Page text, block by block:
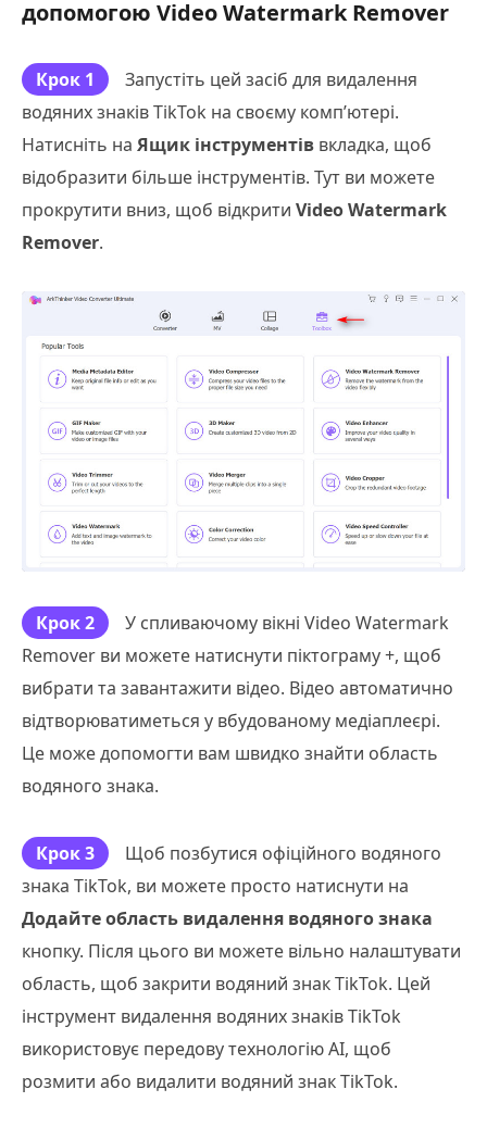
допомогою Video Watermark Remover
Крок 1
Запустіть цей засіб для видалення
водяних знаків TikTok на своєму комп’ютері.
Натисніть на Ящик інструментів вкладка, щоб
відобразити більше інструментів. Тут ви можете
прокрутити вниз, щоб відкрити Video Watermark
Remover.
Крок 2
У спливаючому вікні Video Watermark
Remover ви можете натиснути піктограму +, щоб
вибрати та завантажити відео. Відео автоматично
відтворюватиметься у вбудованому медіаплеєрі.
Це може допомогти вам швидко знайти область
водяного знака.
Крок 3
Щоб позбутися офіційного водяного
знака TikTok, ви можете просто натиснути на
Додайте область видалення водяного знака
кнопку. Після цього ви можете вільно налаштувати
область, щоб закрити водяний знак TikTok. Цей
інструмент видалення водяних знаків TikTok
використовує передову технологію AI, щоб
розмити або видалити водяний знак TikTok.